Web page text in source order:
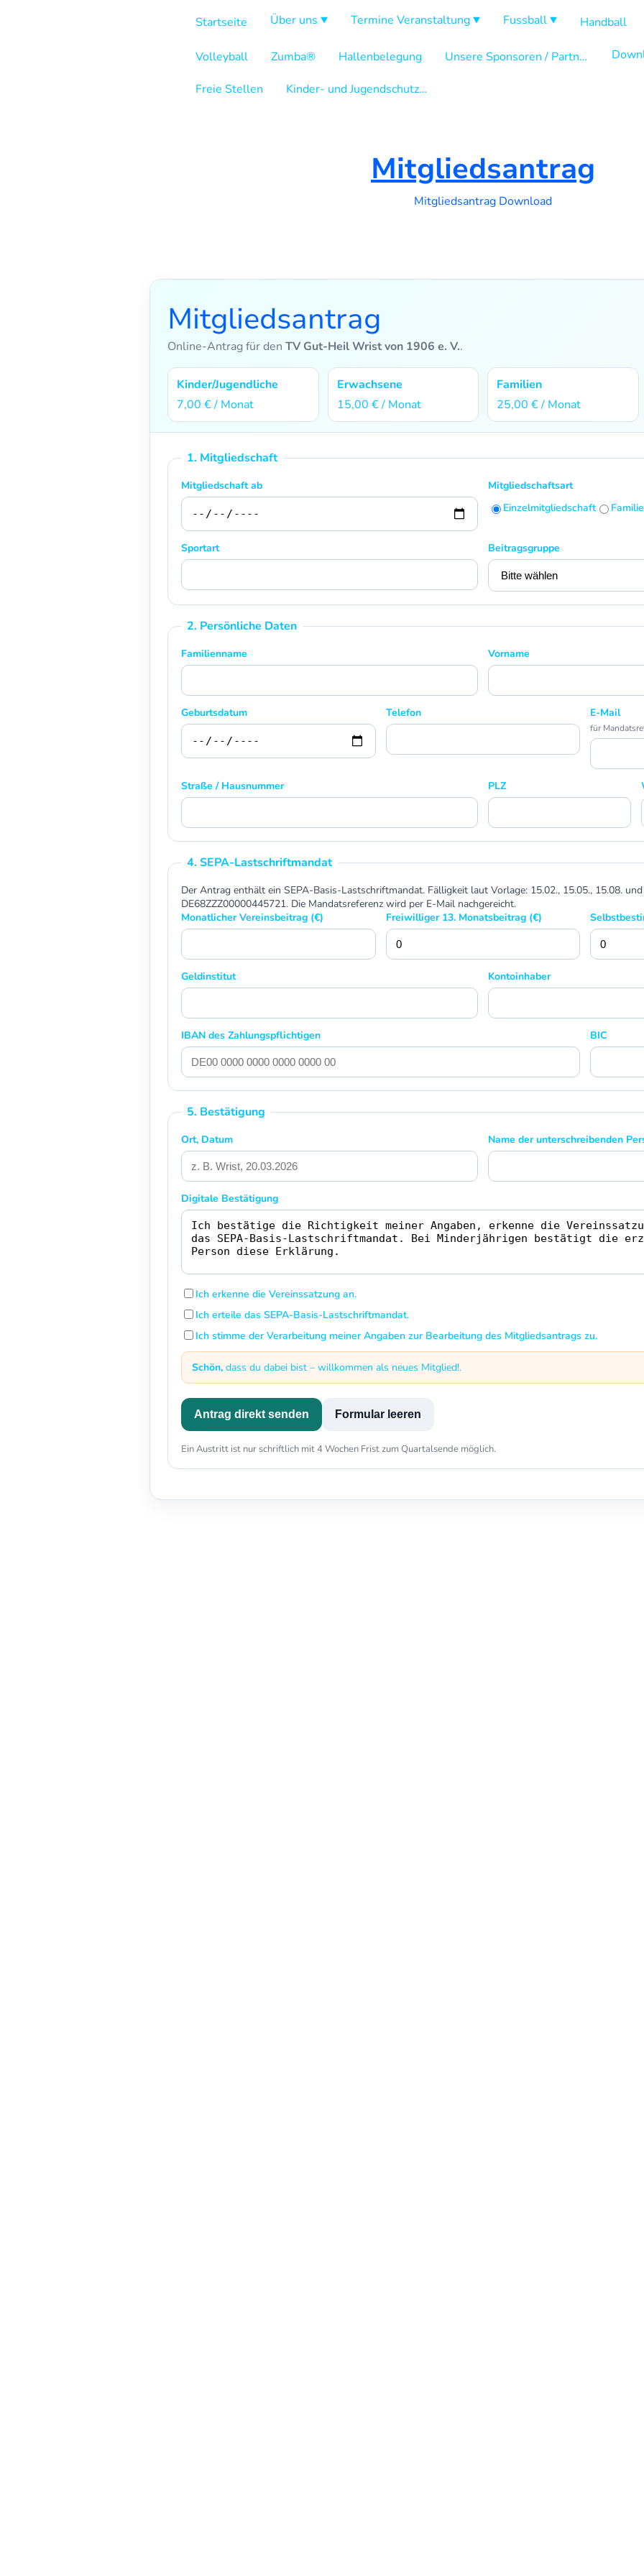
Startseite Über uns Termine Veranstaltung Fussball Handball
Volleyball Zumba® Hallenbelegung Unsere Sponsoren / Partner
Freie Stellen Kinder- und Jugendschutzkonzept
Mitgliedsantrag
Mitgliedsantrag Download
Mitgliedsantrag
Online-Antrag für den TV Gut-Heil Wrist von 1906 e. V..
Kinder/Jugendliche
7,00 € / Monat
Erwachsene
15,00 € / Monat
Familien
25,00 € / Monat
1. Mitgliedschaft
Mitgliedschaft ab
Mitgliedschaftsart
Einzelmitgliedschaft
Sportart Beitragsgruppe
2. Persönliche Daten
Familienname Vorname
Geburtsdatum Telefon E-Mail
für
Straße / Hausnummer PLZ
4. SEPA-Lastschriftmandat
Der Antrag enthält ein SEPA-Basis-Lastschriftmandat. Fälligkeit laut Vorlage: 15.02., 15.05., 15.08.
DE68ZZZ00000445721. Die Mandatsreferenz wird per E-Mail nachgereicht.
Monatlicher Vereinsbeitrag (€)
Freiwilliger 13. Monatsbeitrag (€)
Geldinstitut Kontoinhaber
IBAN des Zahlungspflichtigen BIC
5. Bestätigung
Ort, Datum Name der unterschreibenden
Digitale Bestätigung
Ich erkenne die Vereinssatzung an.
Ich erteile das SEPA-Basis-Lastschriftmandat.
Ich stimme der Verarbeitung meiner Angaben zur Bearbeitung des Mitgliedsantrags zu.
Schön, dass du dabei bist – willkommen als neues Mitglied!.
Antrag direkt senden Formular leeren
Ein Austritt ist nur schriftlich mit 4 Wochen Frist zum Quartalsende möglich.